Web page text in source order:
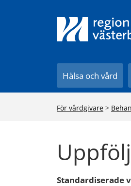
Hälsa och vård
För vårdgivare >
Standardiserade